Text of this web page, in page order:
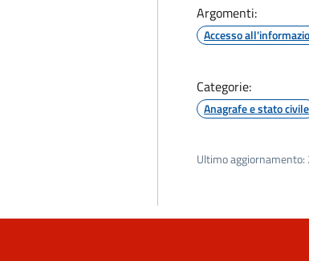
Argomenti:
Accesso
Categorie:
Anagrafe e stato civile
Ultimo aggiornamento: